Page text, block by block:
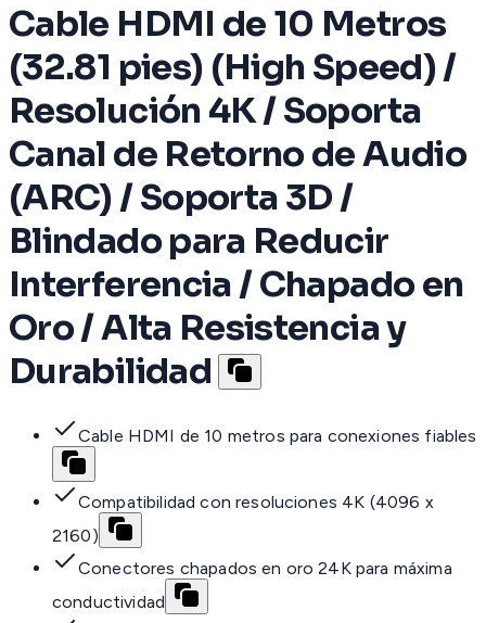
Cable HDMI de 10 Metros
(32.81 pies) (High Speed) /
Resolución 4K / Soporta
Canal de Retorno de Audio
(ARC) / Soporta 3D /
Blindado para Reducir
Interferencia / Chapado en
Oro / Alta Resistencia y
Durabilidad
Cable HDMI de 10 metros para conexiones fiables
Compatibilidad con resoluciones 4K (4096 x
2160)
Conectores chapados en oro 24K para máxima
conductividad